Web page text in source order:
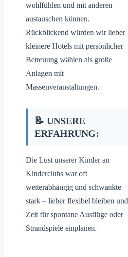
wohlfühlen und mit anderen
austauschen können.
Rückblickend würden wir lieber
kleinere Hotels mit persönlicher
Betreuung wählen als große
Anlagen mit
Massenveranstaltungen.
📝 UNSERE
ERFAHRUNG:
Die Lust unserer Kinder an
Kinderclubs war oft
wetterabhängig und schwankte
stark – lieber flexibel bleiben und
Zeit für spontane Ausflüge oder
Strandspiele einplanen.